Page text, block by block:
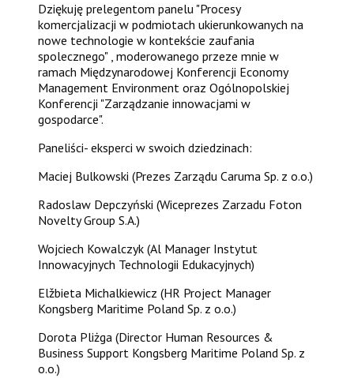
Dziękuję prelegentom panelu "Procesy
komercjalizacji w podmiotach ukierunkowanych na
nowe technologie w kontekście zaufania
spolecznego" , moderowanego przeze mnie w
ramach Międzynarodowej Konferencji Economy
Management Environment oraz Ogólnopolskiej
Konferencji "Zarządzanie innowacjami w
gospodarce".
Paneliści- eksperci w swoich dziedzinach:
Maciej Bulkowski (Prezes Zarządu Caruma Sp. z o.o.)
Radoslaw Depczyński (Wiceprezes Zarzadu Foton
Novelty Group S.A.)
Wojciech Kowalczyk (Al Manager Instytut
Innowacyjnych Technologii Edukacyjnych)
Elžbieta Michalkiewicz (HR Project Manager
Kongsberg Maritime Poland Sp. z o.o.)
Dorota Pliżga (Director Human Resources &
Business Support Kongsberg Maritime Poland Sp. z
o.o.)